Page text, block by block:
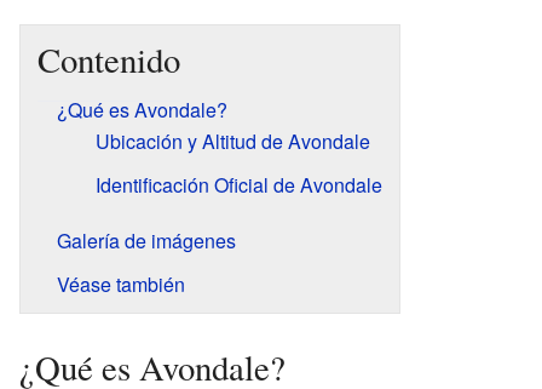
Contenido
¿Qué es Avondale?
Ubicación y Altitud de Avondale
Identificación Oficial de Avondale
Galería de imágenes
Véase también
¿Qué es Avondale?